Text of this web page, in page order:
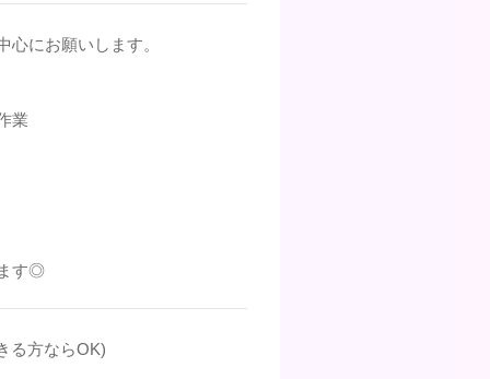
心にお願いします。
業
す◎
る方ならOK)